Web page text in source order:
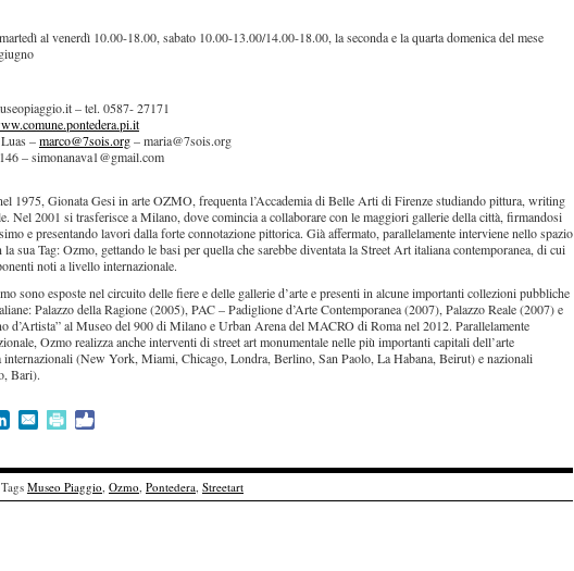
al venerdì 10.00-18.00, sabato 10.00-13.00/14.00-18.00, la seconda e la quarta domenica del mese
– tel. 0587- 27171
–marco@7sois.org– maria@7sois.org
– simonanava1@gmail.com
1975, Gionata Gesi in arte OZMO, frequenta l’Accademia di Belle Arti di Firenze studiando pittura, writing
Nel 2001 si trasferisce a Milano, dove comincia a collaborare con le maggiori gallerie della città, firmandosi
e presentando lavori dalla forte connotazione pittorica. Già affermato, parallelamente interviene nello spazio
sua Tag: Ozmo, gettando le basi per quella che sarebbe diventata la Street Art italiana contemporanea, di cui
noti a livello internazionale.
sono esposte nel circuito delle fiere e delle gallerie d’arte e presenti in alcune importanti collezioni pubbliche
Palazzo della Ragione (2005), PAC – Padiglione d’Arte Contemporanea (2007), Palazzo Reale (2007) e
d’Artista” al Museo del 900 di Milano e Urban Arena del MACRO di Roma nel 2012. Parallelamente
Ozmo realizza anche interventi di street art monumentale nelle più importanti capitali dell’arte
internazionali (New York, Miami, Chicago, Londra, Berlino, San Paolo, La Habana, Beirut) e nazionali
Bari).
Tags Museo Piaggio, Ozmo, Pontedera, Streetart